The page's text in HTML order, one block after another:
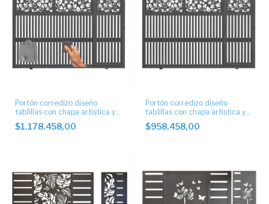
Portón corredizo diseño
tablillas con chapa artística y
puerta de escape automático
$1.178.458,00
Portón corredizo diseño
tablillas con chapa artística y
puerta de escape
$958.458,00